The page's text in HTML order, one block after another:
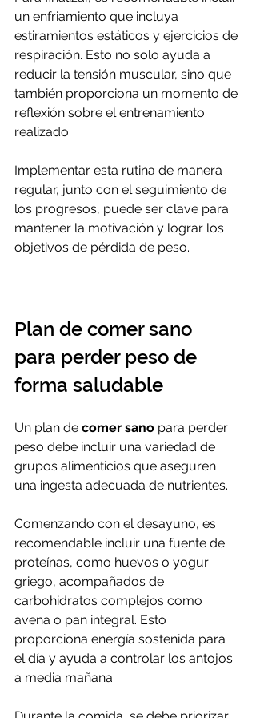
un enfriamiento que incluya
estiramientos estáticos y ejercicios de
respiración. Esto no solo ayuda a
reducir la tensión muscular, sino que
también proporciona un momento de
reflexión sobre el entrenamiento
realizado.
Implementar esta rutina de manera
regular, junto con el seguimiento de
los progresos, puede ser clave para
mantener la motivación y lograr los
objetivos de pérdida de peso.
Plan de comer sano
para perder peso de
forma saludable
Un plan de comer sano para perder
peso debe incluir una variedad de
grupos alimenticios que aseguren
una ingesta adecuada de nutrientes.
Comenzando con el desayuno, es
recomendable incluir una fuente de
proteínas, como huevos o yogur
griego, acompañados de
carbohidratos complejos como
avena o pan integral. Esto
proporciona energía sostenida para
el día y ayuda a controlar los antojos
a media mañana.